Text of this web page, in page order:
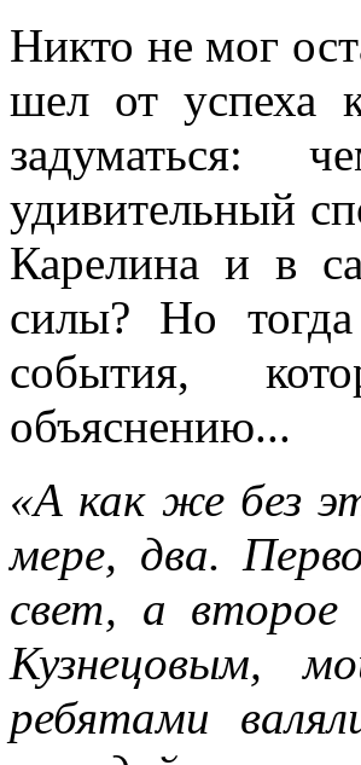
Никто не мог
шел от успеха
задуматься:
удивительный
Карелина и в
силы? Но
события,
объяснению...
«А как же без
мере, два.
свет, а второе
Кузнецовым,
ребятами